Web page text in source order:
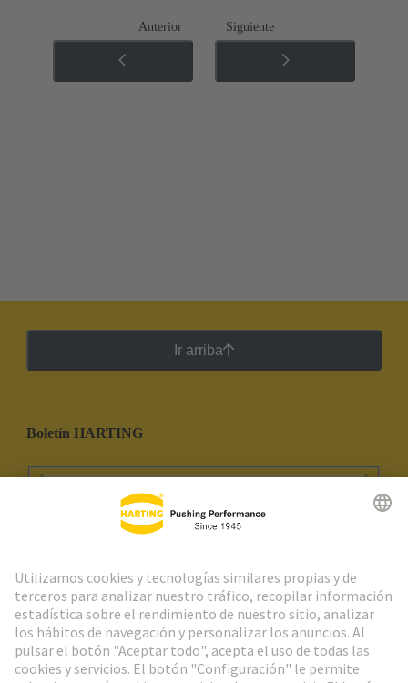
Anterior Siguiente
Ir arriba
Boletín HARTING
Ir al registro
Social Media